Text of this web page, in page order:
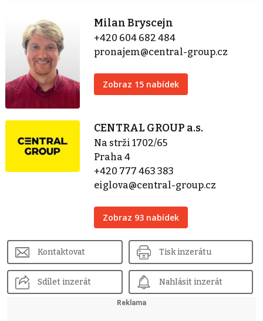
Milan Bryscejn
+420 604 682 484
pronajem@central-group.cz
Zobraz 15 nabídek
CENTRAL GROUP a.s.
Na strži 1702/65
Praha 4
+420 777 463 383
eiglova@central-group.cz
Zobraz 93 nabídek
Kontaktovat Tisk inzerátu
Sdílet inzerát Nahlásit inzerát